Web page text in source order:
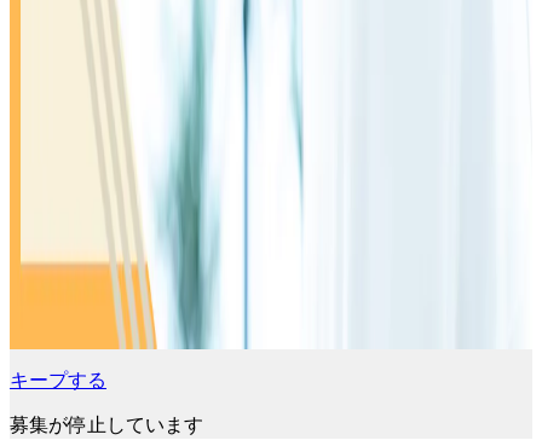
キープする
募集が停止しています